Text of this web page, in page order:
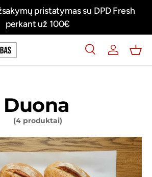
Fresh
Švieži mėsos produktai
IeškotiPrisijungti
Duona
(4 produktai)